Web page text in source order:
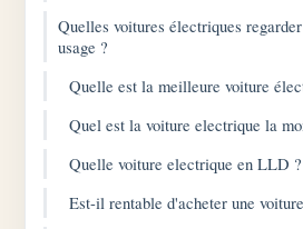
Quelles voitures électriques
usage ?
Quelle est la meilleure voiture
Quel est la voiture electrique la
Quelle voiture electrique en LLD ?
Est-il rentable d'acheter une